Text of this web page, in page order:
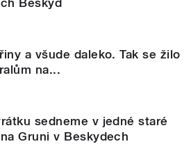
a všude daleko. Tak se žilo
na...
sedneme v jedné staré
Gruni v Beskydech